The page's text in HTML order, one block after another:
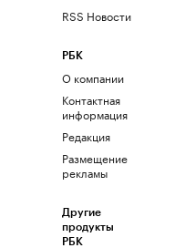
RSS Новости
РБК
О компании
Контактная
информация
Редакция
Размещение
рекламы
Другие
продукты
РБК